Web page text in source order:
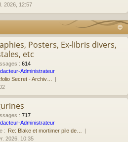
2026, 12:57
Posters, Ex-libris divers,
etc
: 614
Administrateur
Secret - Archiv…
: 717
Administrateur
: Re: Blake et mortimer pile de…
2026, 10:35